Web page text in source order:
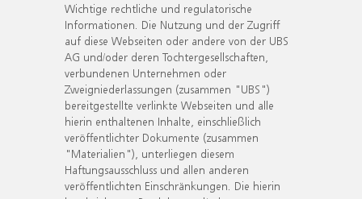
Wichtige rechtliche und regulatorische
Informationen. Die Nutzung und der Zugriff
auf diese Webseiten oder andere von der UBS
AG und/oder deren Tochtergesellschaften,
verbundenen Unternehmen oder
Zweigniederlassungen (zusammen "UBS")
bereitgestellte verlinkte Webseiten und alle
hierin enthaltenen Inhalte, einschließlich
veröffentlichter Dokumente (zusammen
"Materialien"), unterliegen diesem
Haftungsausschluss und allen anderen
veröffentlichten Einschränkungen. Die hierin